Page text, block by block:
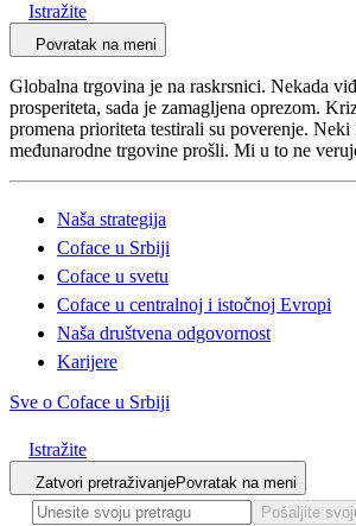
Istražite
Povratak na meni
Globalna trgovina je na raskrsnici. Nekada
prosperiteta, sada je zamagljena oprezom.
promena prioriteta testirali su poverenje. Neki
međunarodne trgovine prošli. Mi u to ne
Naša strategija
Coface u Srbiji
Coface u svetu
Coface u centralnoj i istočnoj Evropi
Naša društvena odgovornost
Karijere
Sve o Coface u Srbiji
Istražite
Zatvori pretraživanjePovratak na meni
Pošaljite